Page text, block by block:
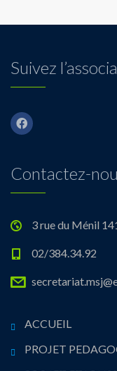
Suivez
Contactez-
3 rue du Ménil
02/384.34.92
ACCUEIL
PROJET